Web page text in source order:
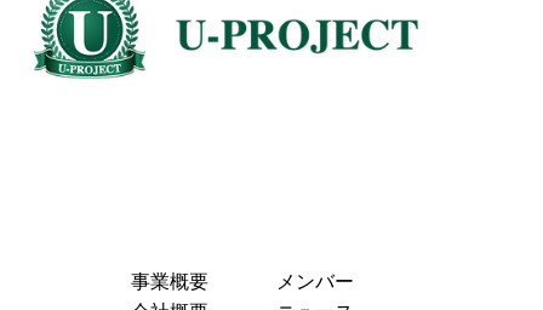
事業概要
メンバー